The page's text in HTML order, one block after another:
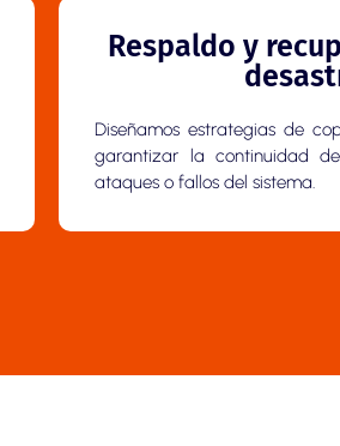
Respaldo y
Diseñamos estrategias de
garantizar la continuidad
ataques o fallos del sistema.